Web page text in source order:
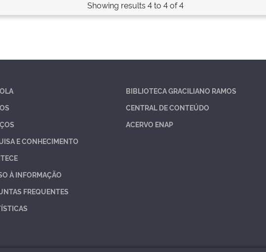
Showing results 4 to 4 of 4
E CONHECIMENTO
À INFORMAÇÃO
FREQUENTES
BIBLIOTECA GRACILIANO RAMOS
CENTRAL DE CONTEÚDO
ACERVO ENAP